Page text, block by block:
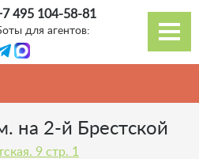
495 104-58-81
для агентов:
на 2-й Брестской
9 стр. 1